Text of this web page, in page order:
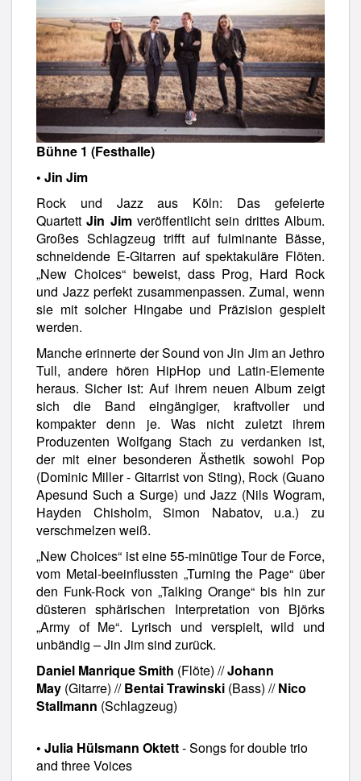
Bühne 1 (Festhalle)
• Jin Jim
Rock und Jazz aus Köln: Das gefeierte
Quartett Jin Jim veröffentlicht sein drittes Album.
Großes Schlagzeug trifft auf fulminante Bässe,
schneidende E-Gitarren auf spektakuläre Flöten.
„New Choices“ beweist, dass Prog, Hard Rock
und Jazz perfekt zusammenpassen. Zumal, wenn
sie mit solcher Hingabe und Präzision gespielt
werden.
Manche erinnerte der Sound von Jin Jim an Jethro
Tull, andere hören HipHop und Latin-Elemente
heraus. Sicher ist: Auf ihrem neuen Album zeigt
sich die Band eingängiger, kraftvoller und
kompakter denn je. Was nicht zuletzt ihrem
Produzenten Wolfgang Stach zu verdanken ist,
der mit einer besonderen Ästhetik sowohl Pop
(Dominic Miller - Gitarrist von Sting), Rock (Guano
Apesund Such a Surge) und Jazz (Nils Wogram,
Hayden Chisholm, Simon Nabatov, u.a.) zu
verschmelzen weiß.
„New Choices“ ist eine 55-minütige Tour de Force,
vom Metal-beeinflussten „Turning the Page“ über
den Funk-Rock von „Talking Orange“ bis hin zur
düsteren sphärischen Interpretation von Björks
„Army of Me“. Lyrisch und verspielt, wild und
unbändig – Jin Jim sind zurück.
Daniel Manrique Smith (Flöte) //Johann
May (Gitarre) // Bentai Trawinski (Bass) // Nico
Stallmann (Schlagzeug)
• Julia Hülsmann Oktett- Songs for double trio
and three Voices